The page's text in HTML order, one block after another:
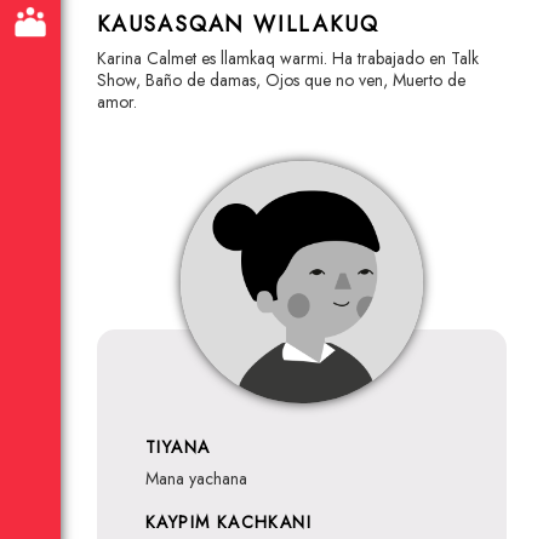
KAUSASQAN WILLAKUQ
Karina Calmet es llamkaq warmi. Ha trabajado en Talk
Show, Baño de damas, Ojos que no ven, Muerto de
amor.
TIYANA
mana yachana
KAYPIM KACHKANI